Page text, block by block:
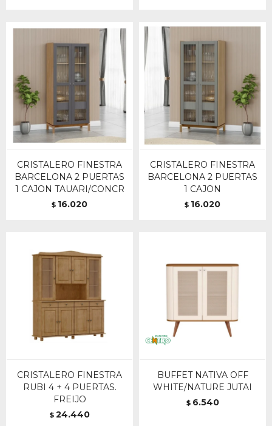
CRISTALERO FINESTRA
BARCELONA 2 PUERTAS
1 CAJON TAUARI/CONCR
$ 16.020
CRISTALERO FINESTRA
BARCELONA 2 PUERTAS
1 CAJON
$ 16.020
CRISTALERO FINESTRA
RUBI 4 + 4 PUERTAS.
FREIJO
$ 24.440
BUFFET NATIVA OFF
WHITE/NATURE JUTAI
$ 6.540